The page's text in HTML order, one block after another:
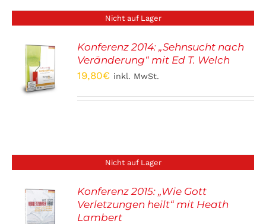
Nicht auf Lager
Konferenz 2014: „Sehnsucht nach
Veränderung“ mit Ed T. Welch
19,80€ inkl. MwSt.
Nicht auf Lager
Konferenz 2015: „Wie Gott
Verletzungen heilt“ mit Heath
Lambert